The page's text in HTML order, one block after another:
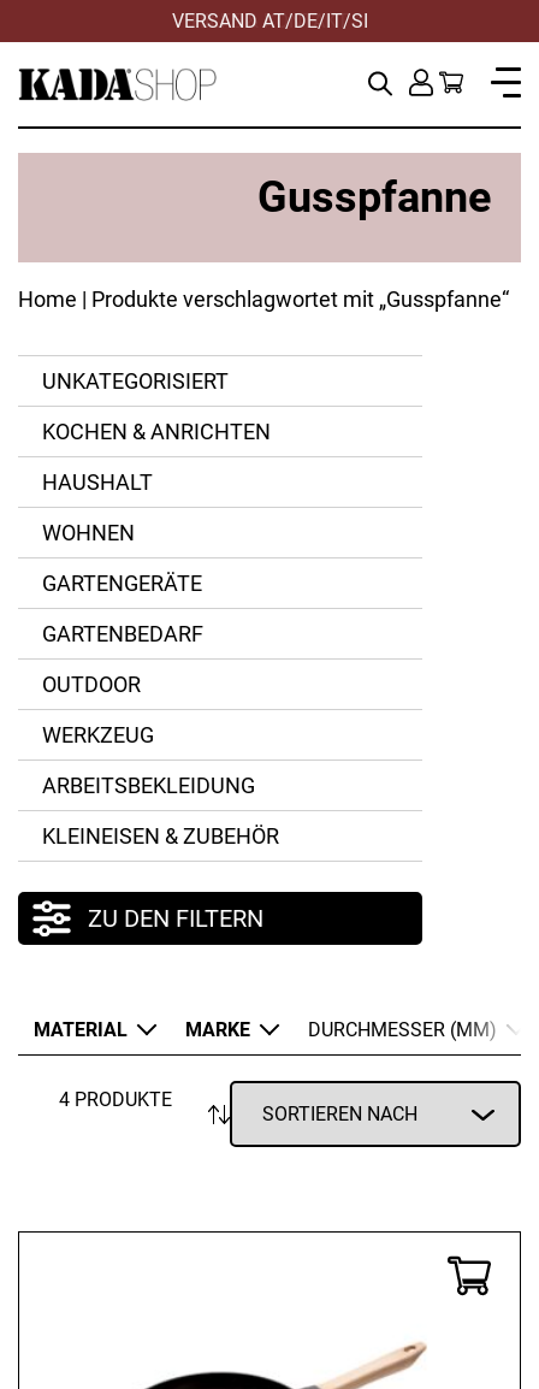
VERSAND AT/DE/IT/SI
Gusspfanne
Home | Produkte verschlagwortet mit „Gusspfanne“
UNKATEGORISIERT
KOCHEN & ANRICHTEN
HAUSHALT
WOHNEN
GARTENGERÄTE
GARTENBEDARF
OUTDOOR
WERKZEUG
ARBEITSBEKLEIDUNG
KLEINEISEN & ZUBEHÖR
ZU DEN FILTERN
MATERIAL
Antihaft
Gusseisen
MARKE
Kelomat
Staub
DURCHMESSER (MM)
ANWENDEN
4 PRODUKTE